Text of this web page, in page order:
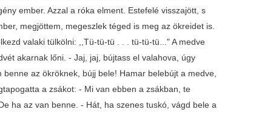
ember. Azzal a róka elment. Estefelé visszajött, s
megjöttem, megeszlek téged is meg az ökreidet is.
valaki tülkölni: ,,Tü-tü-tü . . . tü-tü-tü..." A medve
akarnak lőni. - Jaj, jaj, bújtass el valahova, úgy
az ökröknek, bújj bele! Hamar belebújt a medve,
a zsákot: - Mi van ebben a zsákban, te
ha az van benne. - Hát, ha szenes tuskó, vágd bele a